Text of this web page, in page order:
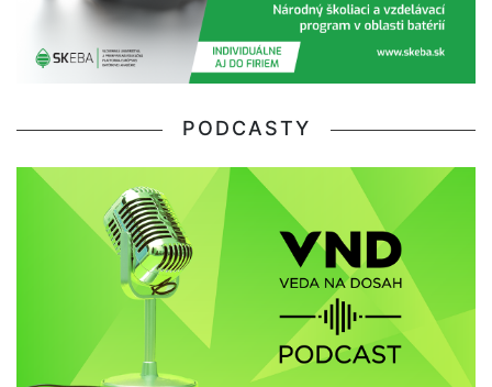
PODCASTY